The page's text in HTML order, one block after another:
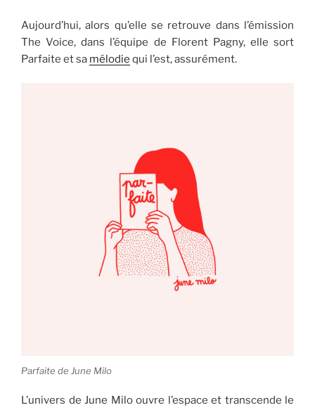
Aujourd’hui, alors qu’elle se retrouve dans l’émission
The Voice, dans l’équipe de Florent Pagny, elle sort
Parfaite et sa mélodie qui l’est, assurément.
Parfaite de June Milo
L’univers de June Milo ouvre l’espace et transcende le